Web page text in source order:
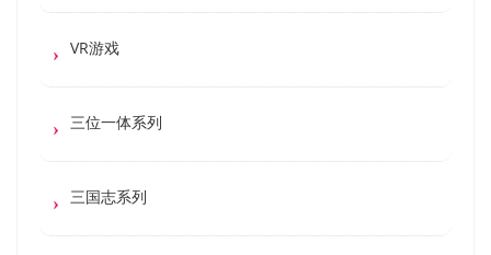
VR游戏
三位一体系列
三国志系列